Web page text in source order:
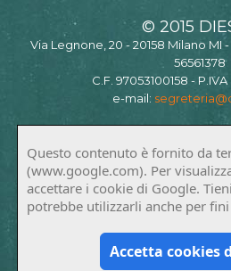
© 2015
Via Legnone, 20 - 20158 Milano MI
56561378
C.F. 97053100158 -
e-mail:
Questo contenuto è fornito da
(www.google.com). Per
accettare i cookie di Google.
potrebbe utilizzarli anche per
Accetta cookies